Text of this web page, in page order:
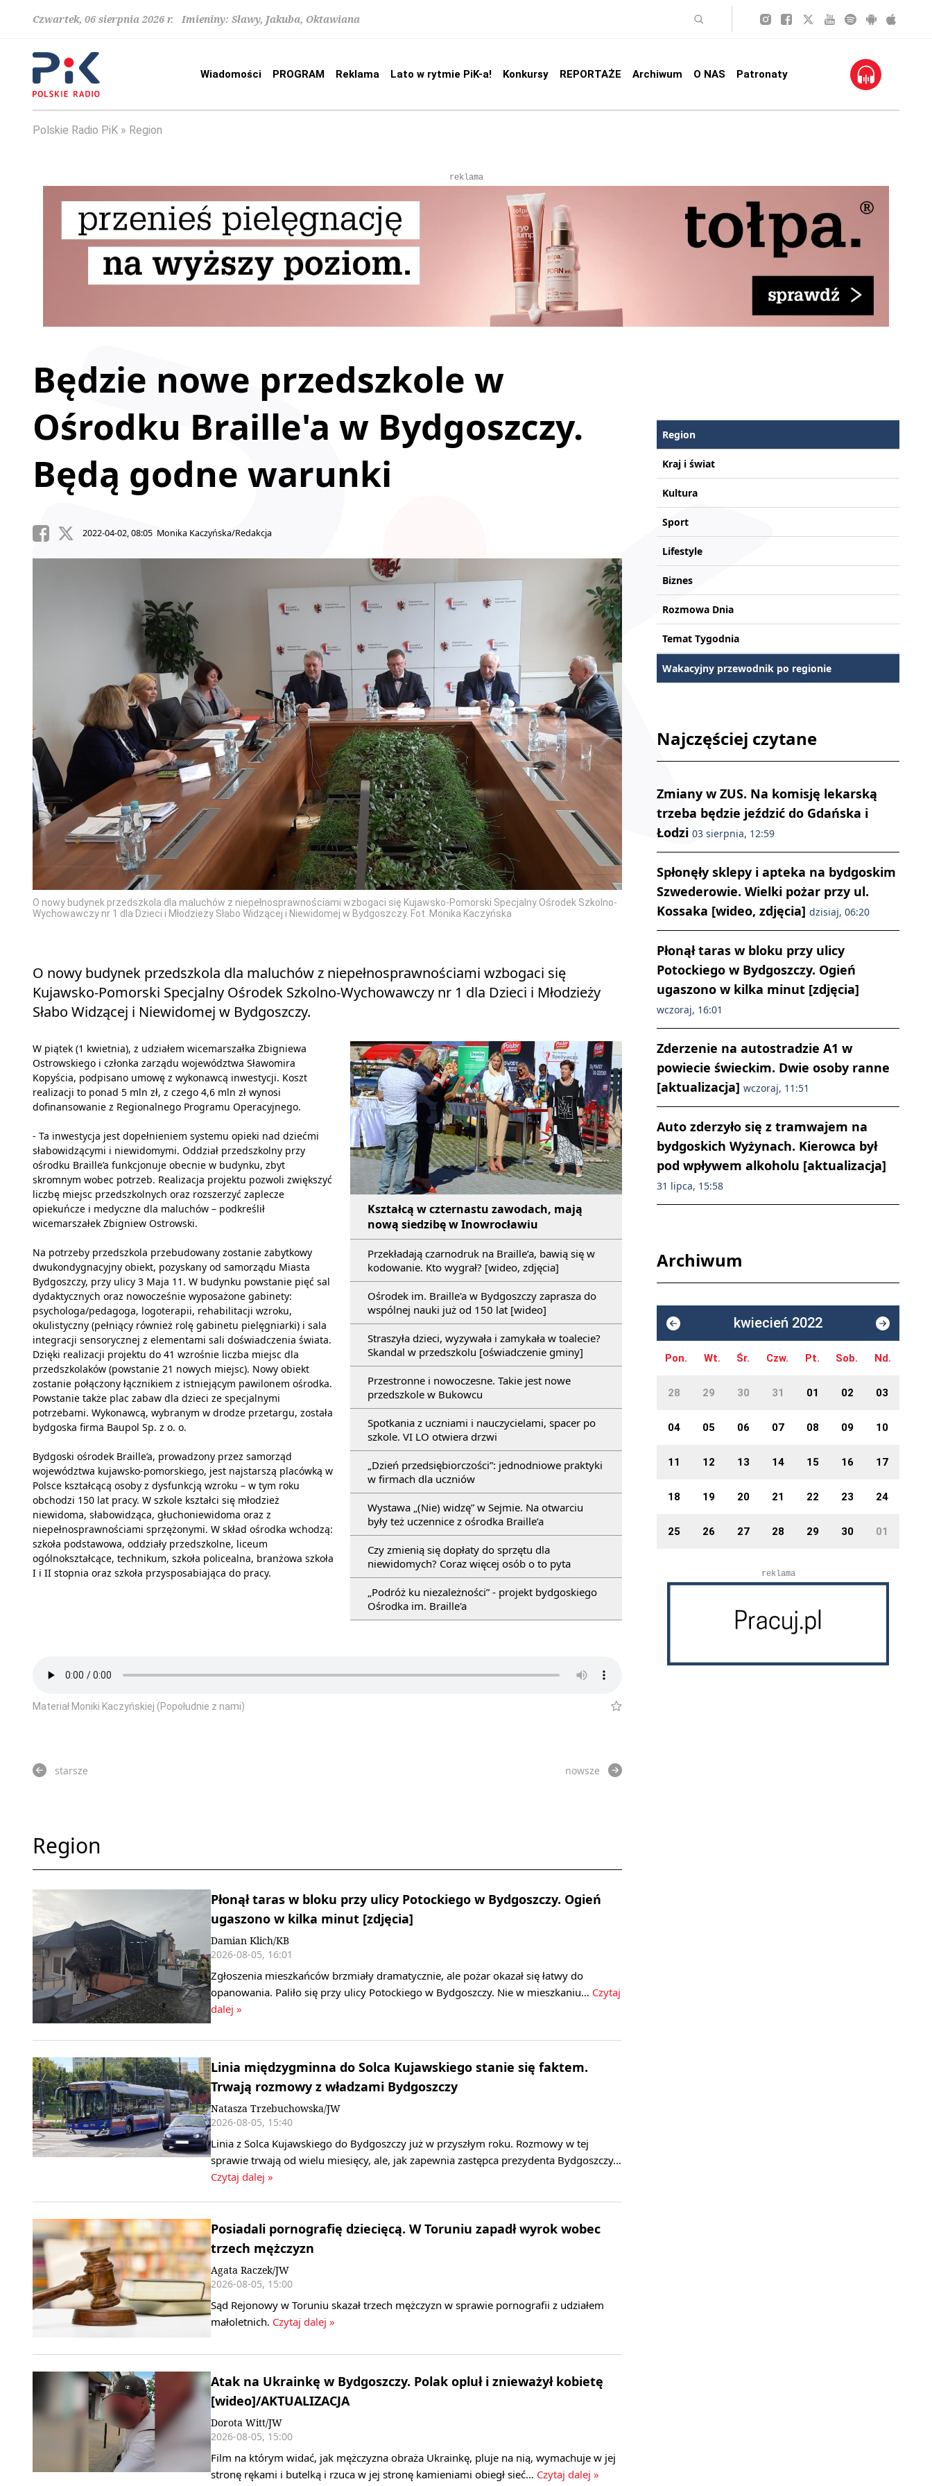
Czwartek, 06 sierpnia 2026 r. Imieniny: Sławy, Jakuba, Oktawiana
Wiadomości PROGRAM Reklama Lato w rytmie PiK-a! Konkursy REPORTAŻE Archiwum O NAS Patronaty
Polskie Radio PiK Region
reklama
Będzie nowe przedszkole w
Ośrodku Braille'a w Bydgoszczy.
Będą godne warunki
2022-04-02, 08:05 Monika Kaczyńska/Redakcja
O nowy budynek przedszkola dla maluchów z niepełnosprawnościami wzbogaci się Kujawsko-Pomorski Specjalny Ośrodek Szkolno-
Wychowawczy nr 1 dla Dzieci i Młodzieży Słabo Widzącej i Niewidomej w Bydgoszczy. Fot. Monika Kaczyńska
O nowy budynek przedszkola dla maluchów z niepełnosprawnościami wzbogaci się
Kujawsko-Pomorski Specjalny Ośrodek Szkolno-Wychowawczy nr 1 dla Dzieci i Młodzieży
Słabo Widzącej i Niewidomej w Bydgoszczy.
Kształcą w czternastu zawodach, mają
nową siedzibę w Inowrocławiu
Przekładają czarnodruk na Braille’a, bawią się w
kodowanie. Kto wygrał? [wideo, zdjęcia]
Ośrodek im. Braille'a w Bydgoszczy zaprasza do
wspólnej nauki już od 150 lat [wideo]
Straszyła dzieci, wyzywała i zamykała w toalecie?
Skandal w przedszkolu [oświadczenie gminy]
Przestronne i nowoczesne. Takie jest nowe
przedszkole w Bukowcu
Spotkania z uczniami i nauczycielami, spacer po
szkole. VI LO otwiera drzwi
„Dzień przedsiębiorczości”: jednodniowe praktyki
w firmach dla uczniów
Wystawa „(Nie) widzę” w Sejmie. Na otwarciu
były też uczennice z ośrodka Braille’a
Czy zmienią się dopłaty do sprzętu dla
niewidomych? Coraz więcej osób o to pyta
„Podróż ku niezależności” - projekt bydgoskiego
Ośrodka im. Braille'a
W piątek (1 kwietnia), z udziałem wicemarszałka Zbigniewa
Ostrowskiego i członka zarządu województwa Sławomira
Kopyścia, podpisano umowę z wykonawcą inwestycji. Koszt
realizacji to ponad 5 mln zł, z czego 4,6 mln zł wynosi
dofinansowanie z Regionalnego Programu Operacyjnego.
- Ta inwestycja jest dopełnieniem systemu opieki nad dziećmi
słabowidzącymi i niewidomymi. Oddział przedszkolny przy
ośrodku Braille’a funkcjonuje obecnie w budynku, zbyt
skromnym wobec potrzeb. Realizacja projektu pozwoli zwiększyć
liczbę miejsc przedszkolnych oraz rozszerzyć zaplecze
opiekuńcze i medyczne dla maluchów – podkreślił
wicemarszałek Zbigniew Ostrowski.
Na potrzeby przedszkola przebudowany zostanie zabytkowy
dwukondygnacyjny obiekt, pozyskany od samorządu Miasta
Bydgoszczy, przy ulicy 3 Maja 11. W budynku powstanie pięć sal
dydaktycznych oraz nowocześnie wyposażone gabinety:
psychologa/pedagoga, logoterapii, rehabilitacji wzroku,
okulistyczny (pełniący również rolę gabinetu pielęgniarki) i sala
integracji sensorycznej z elementami sali doświadczenia świata.
Dzięki realizacji projektu do 41 wzrośnie liczba miejsc dla
przedszkolaków (powstanie 21 nowych miejsc). Nowy obiekt
zostanie połączony łącznikiem z istniejącym pawilonem ośrodka.
Powstanie także plac zabaw dla dzieci ze specjalnymi
potrzebami. Wykonawcą, wybranym w drodze przetargu, została
bydgoska firma Baupol Sp. z o. o.
Bydgoski ośrodek Braille’a, prowadzony przez samorząd
województwa kujawsko-pomorskiego, jest najstarszą placówką w
Polsce kształcącą osoby z dysfunkcją wzroku – w tym roku
obchodzi 150 lat pracy. W szkole kształci się młodzież
niewidoma, słabowidząca, głuchoniewidoma oraz z
niepełnosprawnościami sprzężonymi. W skład ośrodka wchodzą:
szkoła podstawowa, oddziały przedszkolne, liceum
ogólnokształcące, technikum, szkoła policealna, branżowa szkoła
I i II stopnia oraz szkoła przysposabiająca do pracy.
Materiał Moniki Kaczyńskiej (Popołudnie z nami)
starsze nowsze
Region
Płonął taras w bloku przy ulicy Potockiego w Bydgoszczy. Ogień
ugaszono w kilka minut [zdjęcia]
Damian Klich/KB
2026-08-05, 16:01
Zgłoszenia mieszkańców brzmiały dramatycznie, ale pożar okazał się łatwy do
opanowania. Paliło się przy ulicy Potockiego w Bydgoszczy. Nie w mieszkaniu… Czytaj
dalej »
Linia międzygminna do Solca Kujawskiego stanie się faktem.
Trwają rozmowy z władzami Bydgoszczy
Natasza Trzebuchowska/JW
2026-08-05, 15:40
Linia z Solca Kujawskiego do Bydgoszczy już w przyszłym roku. Rozmowy w tej
sprawie trwają od wielu miesięcy, ale, jak zapewnia zastępca prezydenta Bydgoszczy…
Czytaj dalej »
Posiadali pornografię dziecięcą. W Toruniu zapadł wyrok wobec
trzech mężczyzn
Agata Raczek/JW
2026-08-05, 15:00
Sąd Rejonowy w Toruniu skazał trzech mężczyzn w sprawie pornografii z udziałem
małoletnich. Czytaj dalej »
Atak na Ukrainkę w Bydgoszczy. Polak opluł i znieważył kobietę
[wideo]/AKTUALIZACJA
Dorota Witt/JW
2026-08-05, 15:00
Film na którym widać, jak mężczyzna obraża Ukrainkę, pluje na nią, wymachuje w jej
stronę rękami i butelką i rzuca w jej stronę kamieniami obiegł sieć… Czytaj dalej »
Region
Kraj i świat
Kultura
Sport
Lifestyle
Biznes
Rozmowa Dnia
Temat Tygodnia
Wakacyjny przewodnik po regionie
Najczęściej czytane
Zmiany w ZUS. Na komisję lekarską
trzeba będzie jeździć do Gdańska i
Łodzi 03 sierpnia, 12:59
Spłonęły sklepy i apteka na bydgoskim
Szwederowie. Wielki pożar przy ul.
Kossaka [wideo, zdjęcia] dzisiaj, 06:20
Płonął taras w bloku przy ulicy
Potockiego w Bydgoszczy. Ogień
ugaszono w kilka minut [zdjęcia]
wczoraj, 16:01
Zderzenie na autostradzie A1 w
powiecie świeckim. Dwie osoby ranne
[aktualizacja] wczoraj, 11:51
Auto zderzyło się z tramwajem na
bydgoskich Wyżynach. Kierowca był
pod wpływem alkoholu [aktualizacja]
31 lipca, 15:58
Archiwum
kwiecień 2022
Pon. Wt. Śr. Czw. Pt. Sob. Nd.
28 29 30 31 01 02 03
04 05 06 07 08 09 10
11 12 13 14 15 16 17
18 19 20 21 22 23 24
25 26 27 28 29 30 01
reklama